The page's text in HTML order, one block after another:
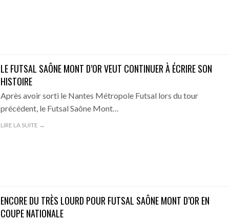
LE FUTSAL SAÔNE MONT D’OR VEUT CONTINUER À ÉCRIRE SON
HISTOIRE
Après avoir sorti le Nantes Métropole Futsal lors du tour
précédent, le Futsal Saône Mont…
LIRE LA SUITE →
ENCORE DU TRÈS LOURD POUR FUTSAL SAÔNE MONT D’OR EN
COUPE NATIONALE